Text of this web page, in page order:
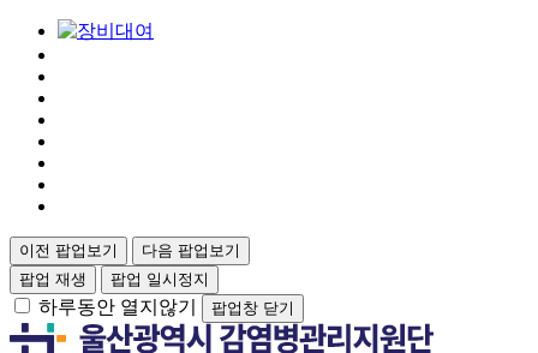
이전 팝업보기
다음 팝업보기
팝업 재생
팝업 일시정지
하루동안 열지않기 팝업창 닫기